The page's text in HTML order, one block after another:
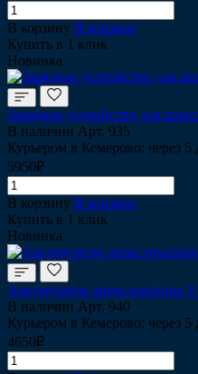
В корзину В корзине
Купить в 1 клик
Новинка
Зарядное устройство для
В наличии Арт. 935
Курьером в Кемерово: через 5
5950₽
В корзину В корзине
Купить в 1 клик
Новинка
Аккумулятор апекслокатора
В наличии Арт. 940
Курьером в Кемерово: через 5
4650₽